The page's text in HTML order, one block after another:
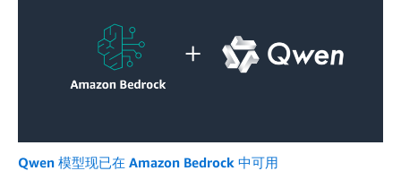
Qwen 模型现已在 Amazon Bedrock 中可用